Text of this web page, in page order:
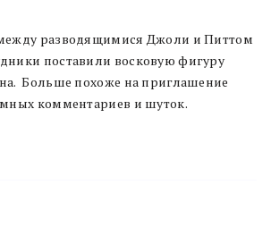
разводящимися Джоли и Питтом
поставили восковую фигуру
Больше похоже на приглашение
комментариев и шуток.